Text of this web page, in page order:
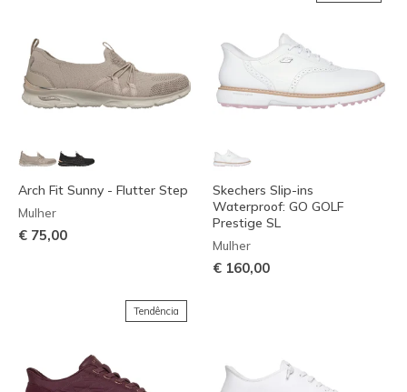
Arch Fit Sunny - Flutter Step
Mulher
€ 75,00
Skechers Slip-ins
Waterproof: GO GOLF
Prestige SL
Mulher
€ 160,00
Tendência